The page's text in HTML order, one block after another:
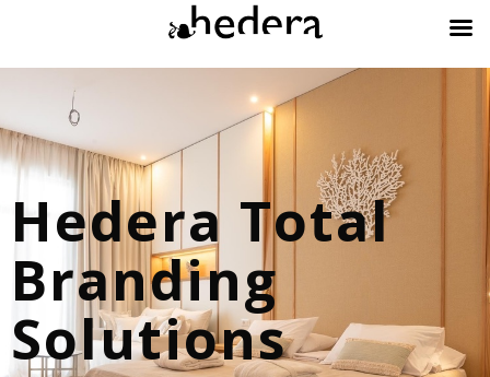
Hedera Total
Branding
Solutions